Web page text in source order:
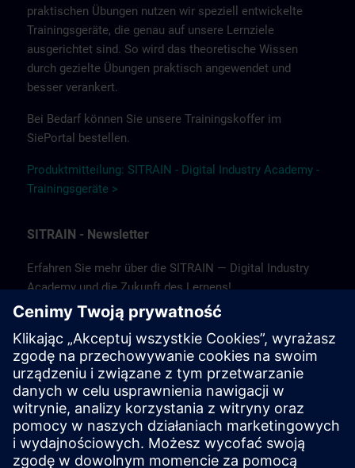
praktischen Übungen nutzen wir speziell entwickelte
Trainingsgeräte, die genau auf unsere Lernziele
ausgerichtet sind. So wird das theoretische Wissen
durch gezielte Übungen praktisch angewendet und
besser verankert.
Bei Bedarf können Sie unsere Trainingskoffer im
SiePortal bestellen.
Produktmitteilung: SITRAIN - Digital Industry Academy -
Trainingsgeräte >
SITRAIN - Newsletter
Erfahren Sie mehr über die SITRAIN — Digital Industry
Academy und die Zukunft des Lernens!
In unserem Newsletter informieren wir Sie über
Neuigkeiten und Trends, Erfolgsgeschichten sowie
aktuelle Angebote und Kurse.
Abonnieren Sie noch heute unseren Newsletter und
bleiben Sie auf dem Laufenden!
(Nur auf Deutsch verfügbar.)
Newsletter abonnieren >